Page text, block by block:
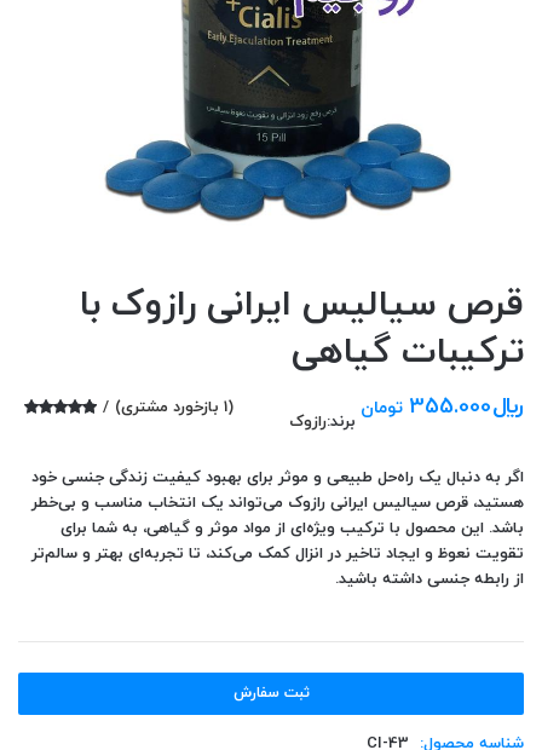
قرص سیالیس ایرانی رازوک با
ترکیبات گیاهی
مشتری
(
1 بازخورد مشتری) ﷼355.000 تومان
برند:رازوک
اگر به دنبال یک راه‌حل طبیعی و موثر برای بهبود کیفیت زندگی جنسی خود
هستید، قرص سیالیس ایرانی رازوک می‌تواند یک انتخاب مناسب و بی‌خطر
باشد. این محصول با ترکیب ویژه‌ای از مواد موثر و گیاهی، به شما برای
تقویت نعوظ و ایجاد تاخیر در انزال کمک می‌کند، تا تجربه‌ای بهتر و سالم‌تر
از رابطه جنسی داشته باشید.
ثبت سفارش
شناسه محصول:
CI-43